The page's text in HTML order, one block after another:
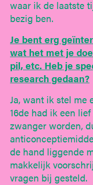
waar ik de laatste
bezig ben.
Je bent erg
wat het met je
pil, etc. Heb je
research gedaan?
Ja, want ik stel me
16de had ik een
zwanger worden,
de hand liggende
makkelijk
vragen bij gesteld.